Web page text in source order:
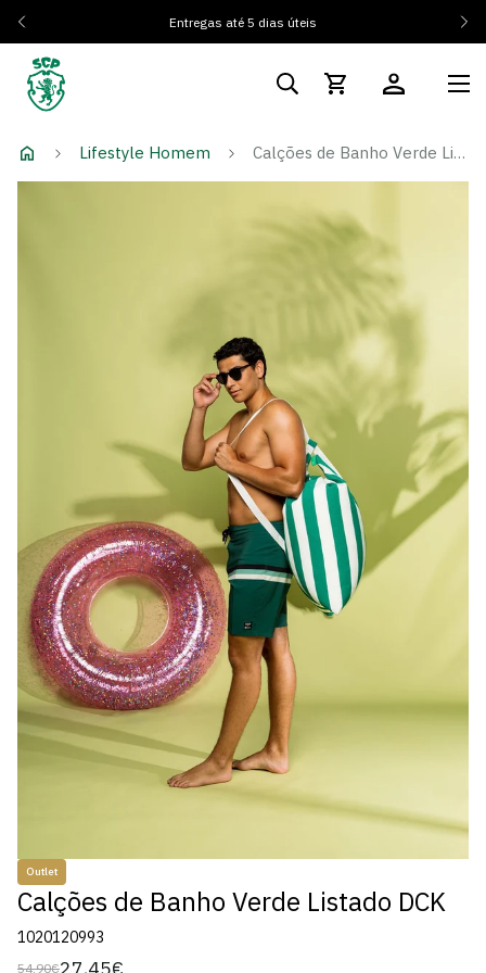
Entregas até 5 dias úteis
Lifestyle Homem Calções de Banho Verde Listado DCK
Outlet
Calções de Banho Verde Listado DCK
1020120993
54,90€